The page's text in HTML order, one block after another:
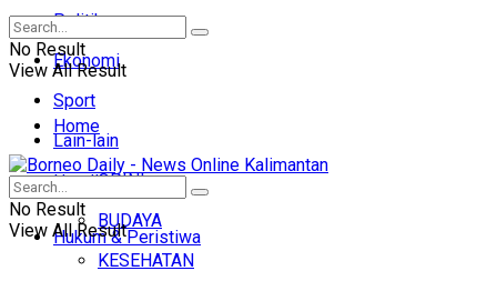
Politik
Ekonomi
Sport
Lain-lain
OPINI
BUDAYA
KESEHATAN
No Result
View All Result
Home
Headline
Hukum & Peristiwa
No Result
View All Result